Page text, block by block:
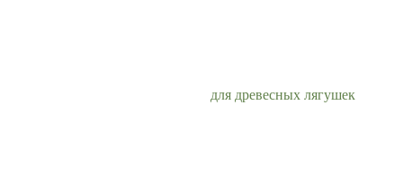
для древесных лягушек